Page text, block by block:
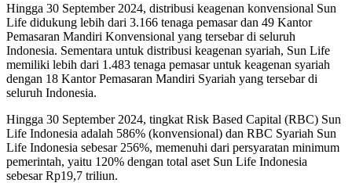
Hingga 30 September 2024, distribusi keagenan konvensional Sun
Life didukung lebih dari 3.166 tenaga pemasar dan 49 Kantor
Pemasaran Mandiri Konvensional yang tersebar di seluruh
Indonesia. Sementara untuk distribusi keagenan syariah, Sun Life
memiliki lebih dari 1.483 tenaga pemasar untuk keagenan syariah
dengan 18 Kantor Pemasaran Mandiri Syariah yang tersebar di
seluruh Indonesia.
Hingga 30 September 2024, tingkat Risk Based Capital (RBC) Sun
Life Indonesia adalah 586% (konvensional) dan RBC Syariah Sun
Life Indonesia sebesar 256%, memenuhi dari persyaratan minimum
pemerintah, yaitu 120% dengan total aset Sun Life Indonesia
sebesar Rp19,7 triliun.